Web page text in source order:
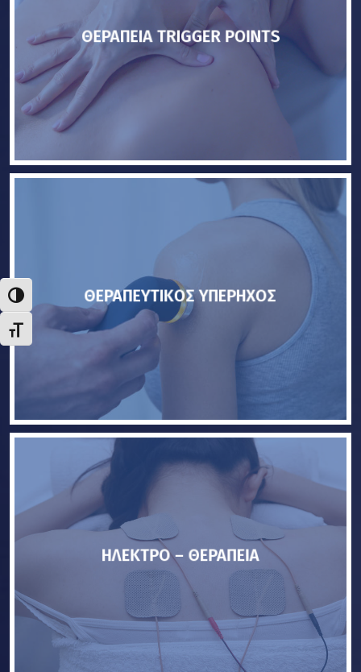
Εναλλαγή Υψηλής Αντίθεσης
Εναλλαγή Μεγέθους Γραμμάτων
ΘΕΡΑΠΕΙΑ TRIGGER POINTS
ΘΕΡΑΠΕΥΤΙΚΟΣ ΥΠΕΡΗΧΟΣ
ΗΛΕΚΤΡΟ – ΘΕΡΑΠΕΙΑ